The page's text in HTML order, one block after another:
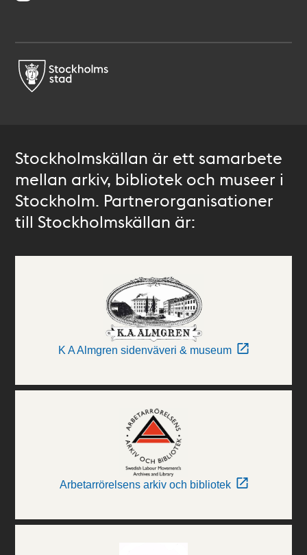
Stockholmskällan är ett samarbete
mellan arkiv, bibliotek och museer i
Stockholm. Partnerorganisationer
till Stockholmskällan är:
K A Almgren sidenväveri & museum
Arbetarrörelsens arkiv och bibliotek